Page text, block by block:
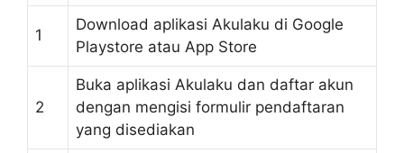
1
Download aplikasi Akulaku di Google
Playstore atau App Store
2
Buka aplikasi Akulaku dan daftar akun
dengan mengisi formulir pendaftaran
yang disediakan